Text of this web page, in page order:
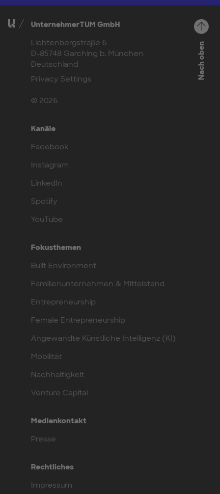
UnternehmerTUM GmbH
Lichtenbergstraße 6
D-85748 Garching b. München
Deutschland
Privacy Settings
© 2026
Kanäle
Facebook
Instagram
LinkedIn
Spotify
YouTube
Fokusthemen
Built Environment
Familienunternehmen & Mittelstand
Entrepreneurship
Female Entrepreneurship
Angewandte Künstliche Intelligenz (KI)
Mobilität
Nachhaltigkeit
Venture Capital
Medienkontakt
Presse
Rechtliches
Impressum
Nach oben